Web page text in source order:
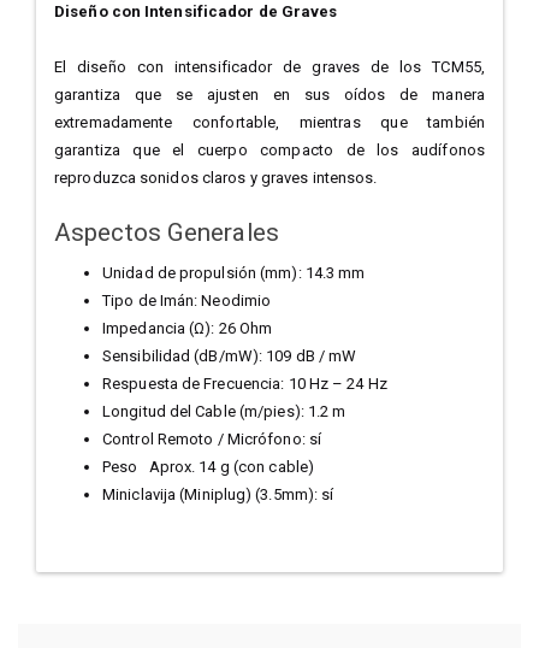
Diseño con Intensificador de Graves
El diseño con intensificador de graves de los TCM55,
garantiza que se ajusten en sus oídos de manera
extremadamente confortable, mientras que también
garantiza que el cuerpo compacto de los audífonos
reproduzca sonidos claros y graves intensos.
Aspectos Generales
Unidad de propulsión (mm): 14.3 mm
Tipo de Imán: Neodimio
Impedancia (Ω): 26 Ohm
Sensibilidad (dB/mW): 109 dB / mW
Respuesta de Frecuencia: 10 Hz – 24 Hz
Longitud del Cable (m/pies): 1.2 m
Control Remoto / Micrófono: sí
Peso Aprox. 14 g (con cable)
Miniclavija (Miniplug) (3.5mm): sí